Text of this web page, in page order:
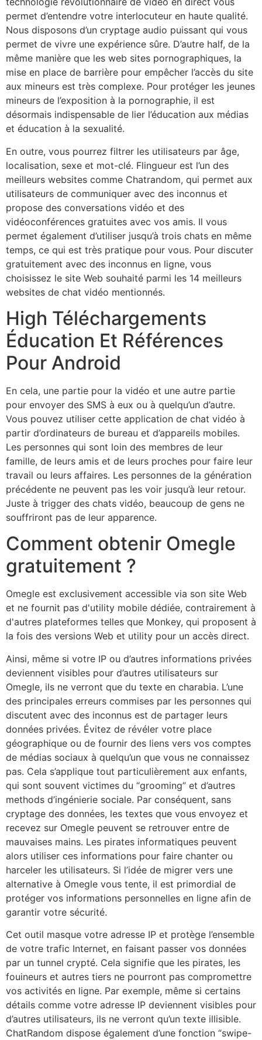
permet d’entendre votre interlocuteur en haute qualité.
Nous disposons d’un cryptage audio puissant qui vous
permet de vivre une expérience sûre. D’autre half, de la
même manière que les web sites pornographiques, la
mise en place de barrière pour empêcher l’accès du site
aux mineurs est très complexe. Pour protéger les jeunes
mineurs de l’exposition à la pornographie, il est
désormais indispensable de lier l’éducation aux médias
et éducation à la sexualité.
En outre, vous pourrez filtrer les utilisateurs par âge,
localisation, sexe et mot-clé. Flingueur est l’un des
meilleurs websites comme Chatrandom, qui permet aux
utilisateurs de communiquer avec des inconnus et
propose des conversations vidéo et des
vidéoconférences gratuites avec vos amis. Il vous
permet également d’utiliser jusqu’à trois chats en même
temps, ce qui est très pratique pour vous. Pour discuter
gratuitement avec des inconnus en ligne, vous
choisissez le site Web souhaité parmi les 14 meilleurs
websites de chat vidéo mentionnés.
High Téléchargements
Éducation Et Références
Pour Android
En cela, une partie pour la vidéo et une autre partie
pour envoyer des SMS à eux ou à quelqu’un d’autre.
Vous pouvez utiliser cette application de chat vidéo à
partir d’ordinateurs de bureau et d’appareils mobiles.
Les personnes qui sont loin des membres de leur
famille, de leurs amis et de leurs proches pour faire leur
travail ou leurs affaires. Les personnes de la génération
précédente ne peuvent pas les voir jusqu’à leur retour.
Juste à trigger des chats vidéo, beaucoup de gens ne
souffriront pas de leur apparence.
Comment obtenir Omegle
gratuitement ?
Omegle est exclusivement accessible via son site Web
et ne fournit pas d'utility mobile dédiée, contrairement à
d'autres plateformes telles que Monkey, qui proposent à
la fois des versions Web et utility pour un accès direct.
Ainsi, même si votre IP ou d’autres informations privées
deviennent visibles pour d’autres utilisateurs sur
Omegle, ils ne verront que du texte en charabia. L’une
des principales erreurs commises par les personnes qui
discutent avec des inconnus est de partager leurs
données privées. Évitez de révéler votre place
géographique ou de fournir des liens vers vos comptes
de médias sociaux à quelqu’un que vous ne connaissez
pas. Cela s’applique tout particulièrement aux enfants,
qui sont souvent victimes du “grooming” et d’autres
methods d’ingénierie sociale. Par conséquent, sans
cryptage des données, les textes que vous envoyez et
recevez sur Omegle peuvent se retrouver entre de
mauvaises mains. Les pirates informatiques peuvent
alors utiliser ces informations pour faire chanter ou
harceler les utilisateurs. Si l’idée de migrer vers une
alternative à Omegle vous tente, il est primordial de
protéger vos informations personnelles en ligne afin de
garantir votre sécurité.
Cet outil masque votre adresse IP et protège l’ensemble
de votre trafic Internet, en faisant passer vos données
par un tunnel crypté. Cela signifie que les pirates, les
fouineurs et autres tiers ne pourront pas compromettre
vos activités en ligne. Par exemple, même si certains
détails comme votre adresse IP deviennent visibles pour
d’autres utilisateurs, ils ne verront qu’un texte illisible.
ChatRandom dispose également d’une fonction “swipe-